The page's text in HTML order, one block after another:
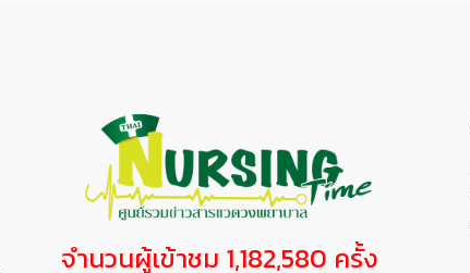
จำนวนผู้เข้าชม 1,182,580 ครั้ง